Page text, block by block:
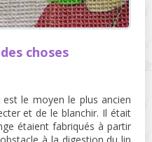
choses
le moyen le plus ancien
et de le blanchir. Il était
étaient fabriqués à partir